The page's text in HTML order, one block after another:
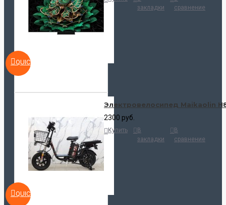
QUICKVIEW
закладки
сравнение
QUICKVIEW
Электровелосипед Maikaolin
2300 руб.
Купить
В
закладки
В
сравнение